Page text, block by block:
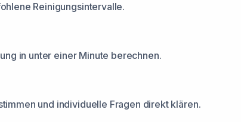
Reinigungsintervalle.
in unter einer Minute berechnen.
und individuelle Fragen direkt klären.